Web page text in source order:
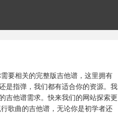
要相关的完整版吉他谱，这里拥有
是指弹，我们都有适合你的资源。我
吉他谱需求。快来我们的网站探索更
歌曲的吉他谱，无论你是初学者还